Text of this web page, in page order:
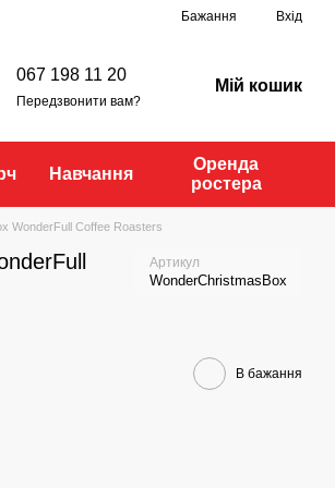
Бажання Вхід
067 198 11 20
Передзвонити вам?
Мій кошик
Навчання
Оренда
ростера
WonderFull Coffee Roasters
Артикул
WonderChristmasBox
В бажання